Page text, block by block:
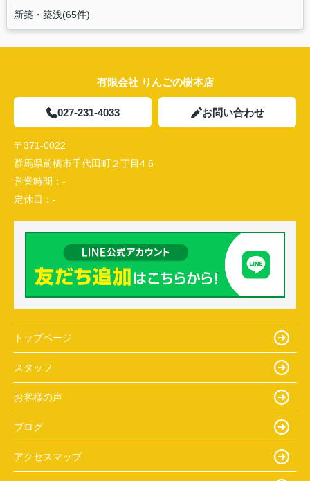
新築・築浅(65件)
有限会社 りんごの樹本店
027-231-4033 お問い合わせ
〒371-0022
群馬県前橋市千代田町２丁目4 6
営業時間： -
定休日： -
トップページ
スタッフ
お客様の声
ブログ
アクセスマップ